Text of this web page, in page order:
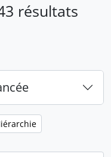
résultats